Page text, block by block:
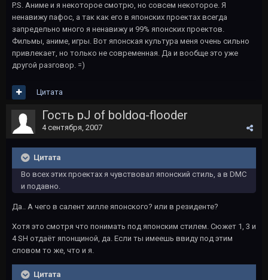
P.S. Аниме и я некоторое смотрю, но совсем некоторое. Я
ненавижу пафос, а так как его в японских проектах всегда
запредельно много я ненавижу и 99% японских проектов.
Фильмы, аниме, игры. Вот японская культура меня очень сильно
привлекает, но только не современная. Да и вообще это уже
другой разговор. =)
Цитата
Гость pJ of boldog-flooder
4 сентября, 2007
Цитата
Во всех этих проектах я чувствовал японский стиль, а в DMC
и подавно.
Да.. А чего в салент хилле японского? или в резиденте?
Хотя это смотря что понимать под японским стилем. Сюжет 1, 3 и
4 SH отдаёт японщиной, да. Если ты имеешь ввиду под этим
словом то же, что и я.
Цитата